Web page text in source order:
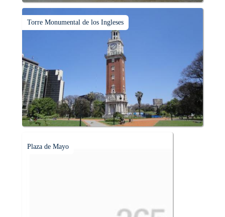
Torre Monumental de los Ingleses
Plaza de Mayo